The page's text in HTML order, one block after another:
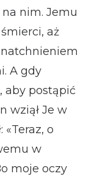
na nim. Jemu
aż
natchnieniem
A gdy
aby postąpić
wziął Je w
«Teraz, o
w
moje oczy